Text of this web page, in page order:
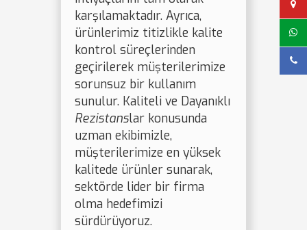
karşılamaktadır. Ayrıca,
ürünlerimiz titizlikle kalite
kontrol süreçlerinden
geçirilerek müşterilerimize
sorunsuz bir kullanım
sunulur. Kaliteli ve Dayanıklı
Rezistanslar konusunda
uzman ekibimizle,
müşterilerimize en yüksek
kalitede ürünler sunarak,
sektörde lider bir firma
olma hedefimizi
sürdürüyoruz.